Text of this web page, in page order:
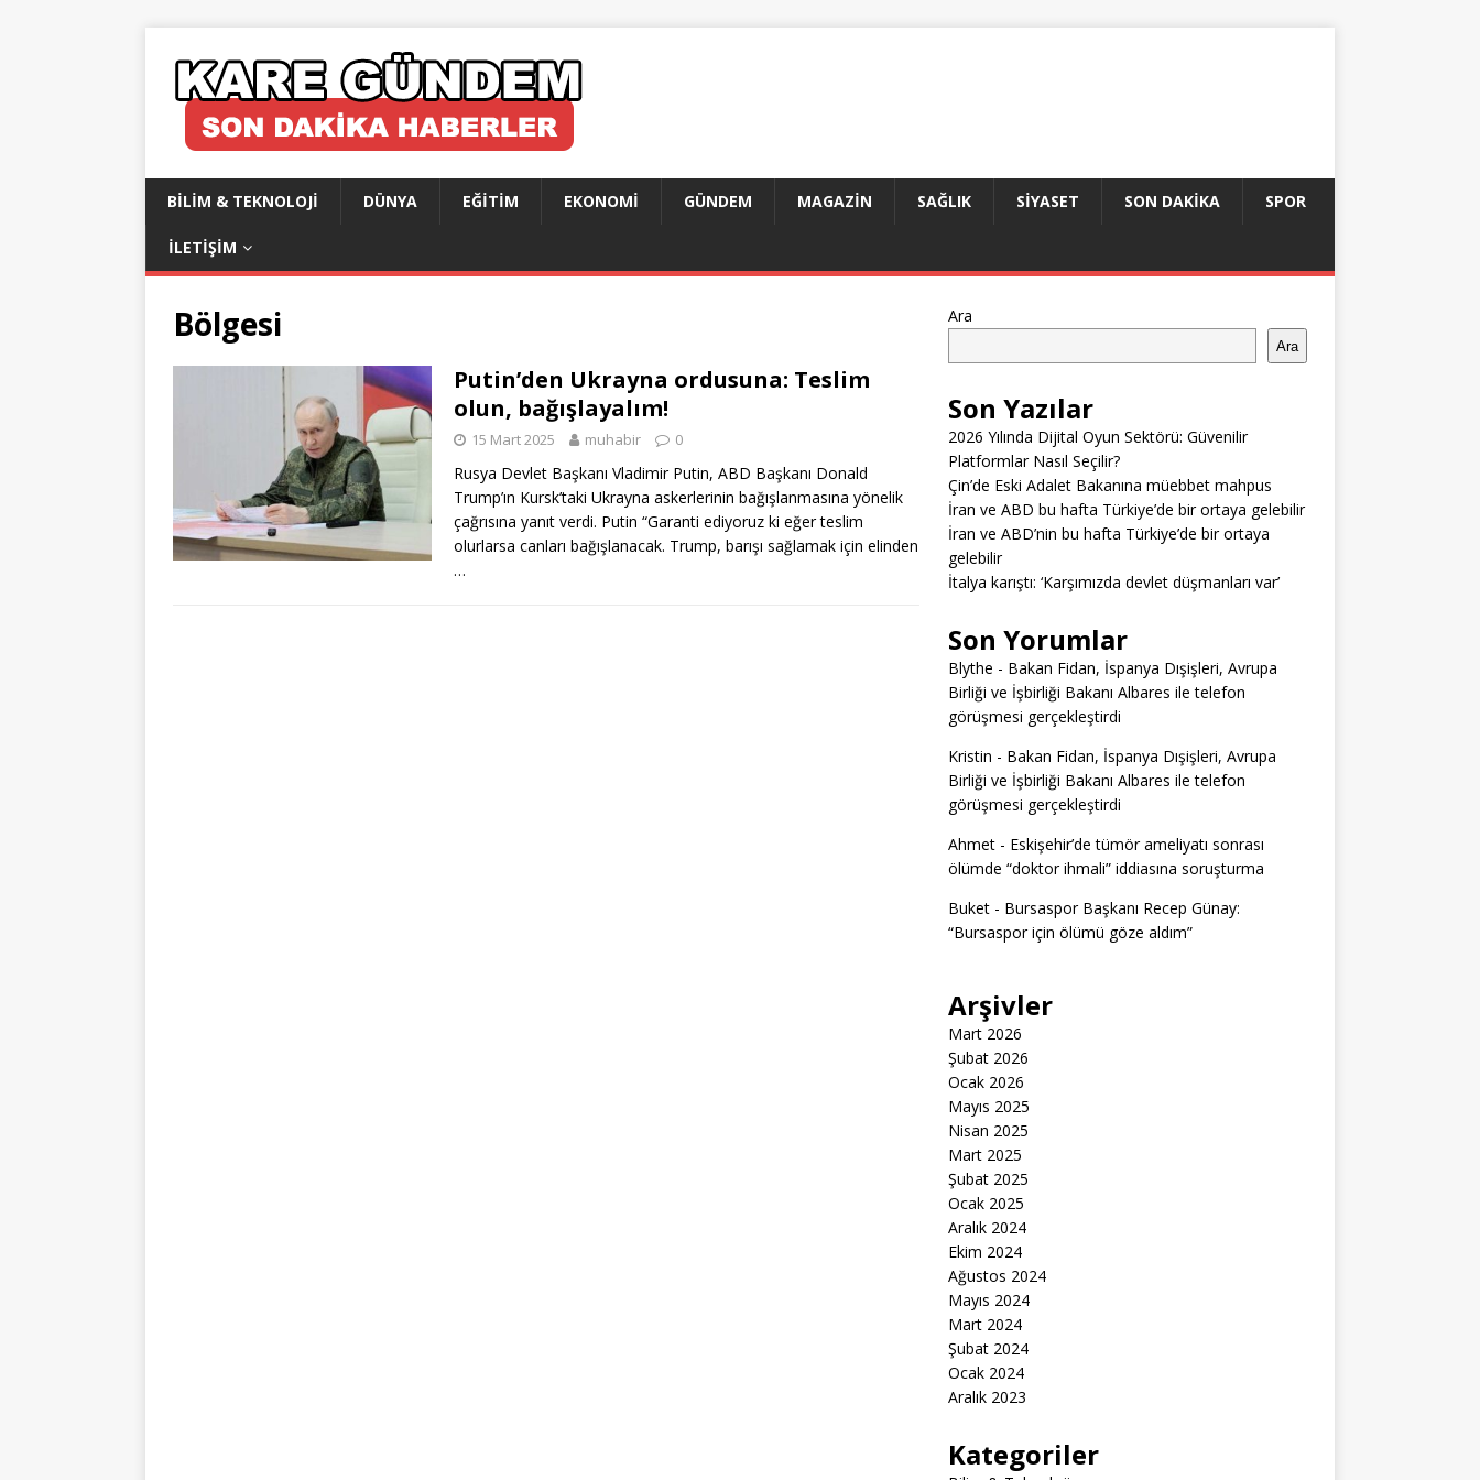
BILIM & TEKNOLOJI DÜNYA EĞITIM EKONOMI GÜNDEM MAGAZIN SAĞLIK SIYASET SON DAKIKA SPOR
İLETIŞIM
Bölgesi
Putin’den Ukrayna ordusuna: Teslim
olun, bağışlayalım!
15 Mart 2025 muhabir 0
Rusya Devlet Başkanı Vladimir Putin, ABD Başkanı Donald
Trump’ın Kursk’taki Ukrayna askerlerinin bağışlanmasına yönelik
çağrısına yanıt verdi. Putin “Garanti ediyoruz ki eğer teslim
olurlarsa canları bağışlanacak. Trump, barışı sağlamak için elinden
…
Ara
Ara
Son Yazılar
2026 Yılında Dijital Oyun Sektörü: Güvenilir
Platformlar Nasıl Seçilir?
Çin’de Eski Adalet Bakanına müebbet mahpus
İran ve ABD bu hafta Türkiye’de bir ortaya gelebilir
İran ve ABD’nin bu hafta Türkiye’de bir ortaya
gelebilir
İtalya karıştı: ‘Karşımızda devlet düşmanları var’
Son Yorumlar
Blythe - Bakan Fidan, İspanya Dışişleri, Avrupa
Birliği ve İşbirliği Bakanı Albares ile telefon
görüşmesi gerçekleştirdi
Kristin - Bakan Fidan, İspanya Dışişleri, Avrupa
Birliği ve İşbirliği Bakanı Albares ile telefon
görüşmesi gerçekleştirdi
Ahmet- Eskişehir’de tümör ameliyatı sonrası
ölümde “doktor ihmali” iddiasına soruşturma
Buket- Bursaspor Başkanı Recep Günay:
“Bursaspor için ölümü göze aldım”
Arşivler
Mart 2026
Şubat 2026
Ocak 2026
Mayıs 2025
Nisan 2025
Mart 2025
Şubat 2025
Ocak 2025
Aralık 2024
Ekim 2024
Ağustos 2024
Mayıs 2024
Mart 2024
Şubat 2024
Ocak 2024
Aralık 2023
Kategoriler